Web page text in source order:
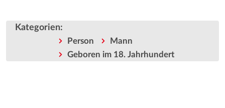
Kategorien:
Person
Mann
Geboren im 18. Jahrhundert